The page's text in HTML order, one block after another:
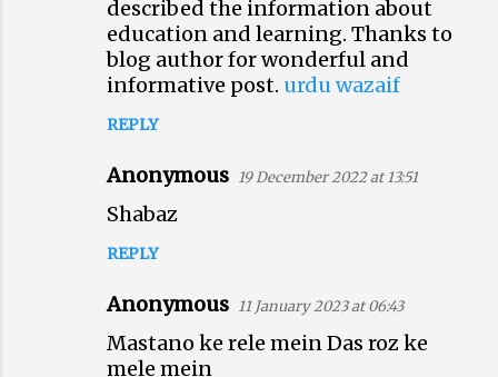
described the information about
education and learning. Thanks to
blog author for wonderful and
informative post. urdu wazaif
REPLY
Anonymous 19 December 2022 at 13:51
Shabaz
REPLY
Anonymous 11 January 2023 at 06:43
Mastano ke rele mein Das roz ke
mele mein